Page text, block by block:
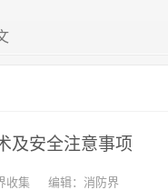
及安全注意事项
收集 编辑：消防界